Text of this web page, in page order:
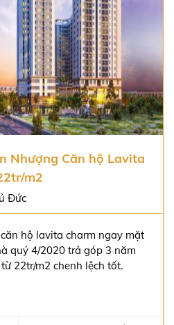
Nhượng Căn hộ Lavita
m2
Đức
hộ lavita charm ngay mặt
quý 4/2020 trả góp 3 năm
22tr/m2 chenh lệch tốt.